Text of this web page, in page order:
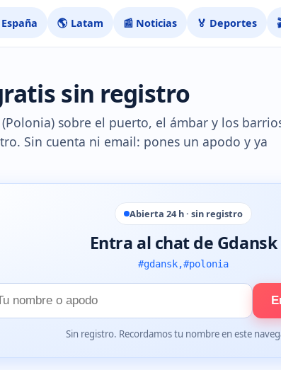
🌎 Latam 📰 Noticias 🏅 Deportes
sin registro
sobre el puerto, el ámbar y los
Sin cuenta ni email: pones un apodo y ya
Abierta 24 h · sin registro
Entra al chat de Gdansk
#gdansk,#polonia
Sin registro. Recordamos tu nombre en este